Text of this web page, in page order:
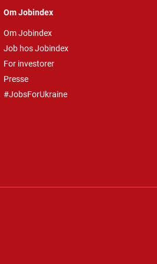
Om Jobindex
Om Jobindex
Job hos Jobindex
For investorer
Presse
#JobsForUkraine